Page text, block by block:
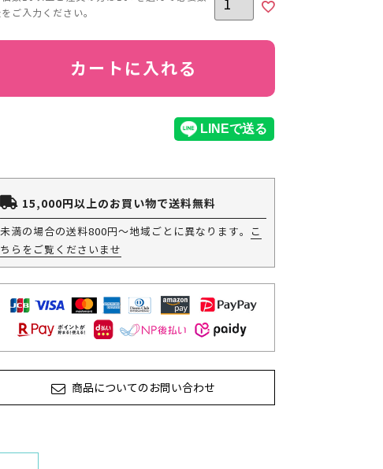
カートに入れる
15,000円以上のお買い物で送料無料
未満の場合の送料800円～地域ごとに異なります。
こ
ちらをご覧くださいませ
商品についてのお問い合わせ